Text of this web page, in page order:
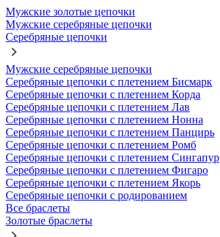
Мужские золотые цепочки
Мужские серебряные цепочки
Серебряные цепочки
Мужские серебряные цепочки
Серебряные цепочки с плетением Бисмарк
Серебряные цепочки с плетением Корда
Серебряные цепочки с плетением Лав
Серебряные цепочки с плетением Нонна
Серебряные цепочки с плетением Панцирь
Серебряные цепочки с плетением Ромб
Серебряные цепочки с плетением Сингапур
Серебряные цепочки с плетением Фигаро
Серебряные цепочки с плетением Якорь
Серебряные цепочки с родированием
Все браслеты
Золотые браслеты